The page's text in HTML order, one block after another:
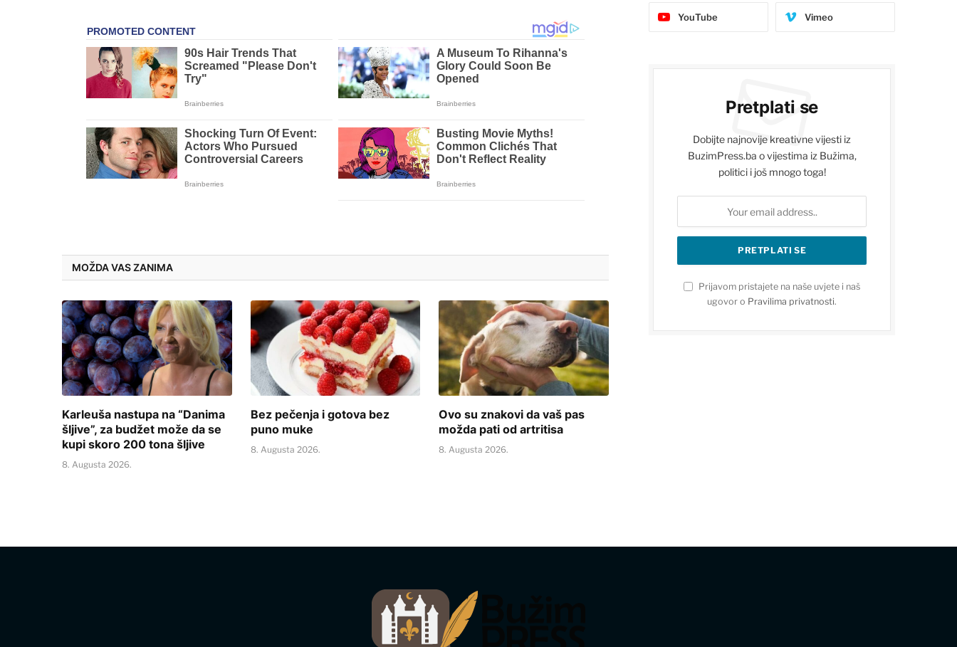
MOŽDA VAS ZANIMA
Karleuša nastupa na “Danima
šljive”, za budžet može da se
kupi skoro 200 tona šljive
8. Augusta 2026.
Bez pečenja i gotova bez
puno muke
8. Augusta 2026.
Ovo su znakovi da vaš pas
možda pati od artritisa
8. Augusta 2026.
YouTube Vimeo
Pretplati se
Dobijte najnovije kreativne vijesti iz
BuzimPress.ba o vijestima iz Bužima,
politici i još mnogo toga!
Prijavom pristajete na naše uvjete i naš
ugovor o Pravilima privatnosti.